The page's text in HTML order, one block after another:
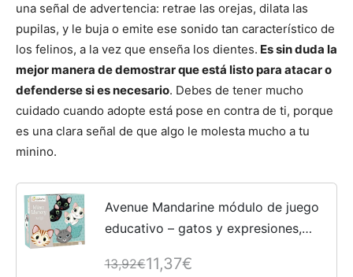
una señal de advertencia: retrae las orejas, dilata las
pupilas, y le buja o emite ese sonido tan característico de
los felinos, a la vez que enseña los dientes. Es sin duda la
mejor manera de demostrar que está listo para atacar o
defenderse si es necesario. Debes de tener mucho
cuidado cuando adopte está pose en contra de ti, porque
es una clara señal de que algo le molesta mucho a tu
minino.
Avenue Mandarine módulo de juego
educativo – gatos y expresiones,
13,92€11,37€